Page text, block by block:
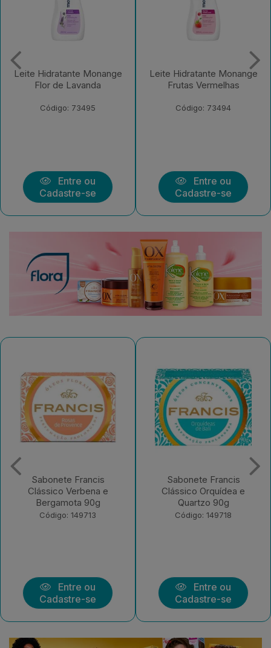
Monange
de Lavanda
Código: 73495
Entre ou
se
Leite Hidratante Monange
Frutas Vermelhas
Código: 73494
Entre ou
Cadastre-se
Leite
Francis
Verbena e
90g
149713
Entre ou
se
Sabonete Francis
Clássico Orquídea e
Quartzo 90g
Código: 149718
Entre ou
Cadastre-se